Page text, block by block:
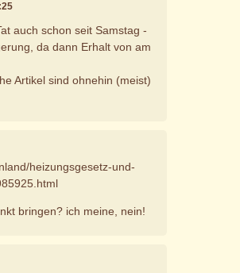
auch schon seit Samstag -
da dann Erhalt von am
Artikel sind ohnehin (meist)
heizungsgesetz-und-
bringen? ich meine, nein!